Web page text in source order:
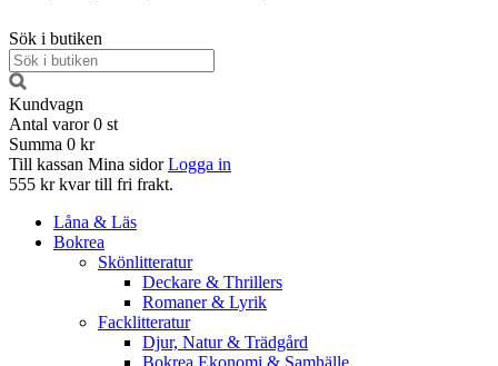
Sök i butiken
Kundvagn
Antal varor 0 st
Summa 0 kr
Till kassan Mina sidor Logga in
555 kr kvar till fri frakt.
Låna & Läs
Bokrea
Skönlitteratur
Deckare & Thrillers
Romaner & Lyrik
Facklitteratur
Djur, Natur & Trädgård
Bokrea Ekonomi & Samhälle